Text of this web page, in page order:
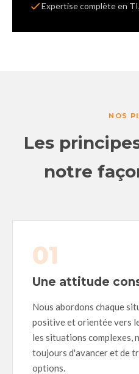
Expertise complète en
NOS
Les
notre
01
Une attitude
Nous abordons chaque
positive et orientée vers
les situations complexes,
toujours d'avancer et de
options.